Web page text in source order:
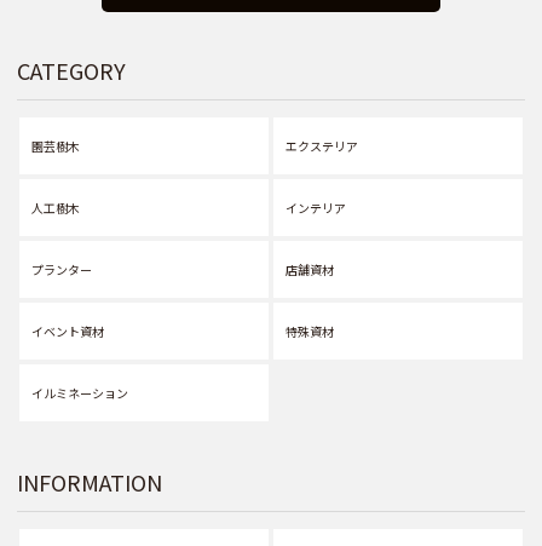
CATEGORY
園芸樹木
人工樹木
プランター
イベント資材
イルミネーション
エクステリア
インテリア
店舗資材
特殊資材
INFORMATION